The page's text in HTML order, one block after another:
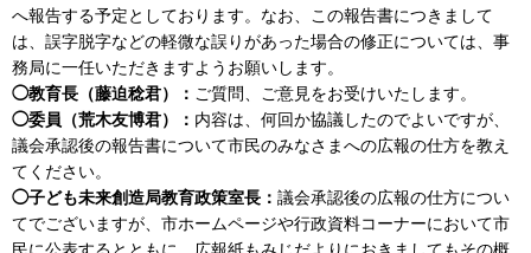
へ報告する予定としております。なお、この報告書につきまして
は、誤字脱字などの軽微な誤りがあった場合の修正については、事
務局に一任いただきますようお願いします。
◯教育長（藤迫稔君）： ご質問、ご意見をお受けいたします。
◯委員（荒木友博君）： 内容は、何回か協議したのでよいですが、
議会承認後の報告書について市民のみなさまへの広報の仕方を教え
てください。
◯子ども未来創造局教育政策室長： 議会承認後の広報の仕方につい
てでございますが、市ホームページや行政資料コーナーにおいて市
民に公表するとともに、広報紙もみじだよりにおきましてもその概